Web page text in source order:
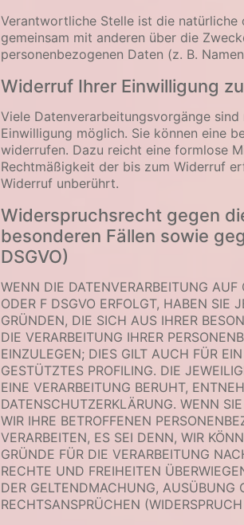
Verantwortliche Stelle ist die
gemeinsam mit anderen über die
personenbezogenen Daten (z. B.
Widerruf Ihrer Einwilligung
Viele Datenverarbeitungsvorgänge
Einwilligung möglich. Sie können eine
widerrufen. Dazu reicht eine formlose
Rechtmäßigkeit der bis zum Widerruf
Widerruf unberührt.
Widerspruchsrecht gegen
besonderen Fällen sowie
DSGVO)
WENN DIE DATENVERARBEITUNG
ODER F DSGVO ERFOLGT, HABEN SIE
GRÜNDEN, DIE SICH AUS IHRER
DIE VERARBEITUNG IHRER
EINZULEGEN; DIES GILT AUCH FÜR
GESTÜTZTES PROFILING. DIE
EINE VERARBEITUNG BERUHT,
DATENSCHUTZERKLÄRUNG. WENN
WIR IHRE BETROFFENEN
VERARBEITEN, ES SEI DENN, WIR
GRÜNDE FÜR DIE VERARBEITUNG
RECHTE UND FREIHEITEN
DER GELTENDMACHUNG, AUSÜBUNG
RECHTSANSPRÜCHEN